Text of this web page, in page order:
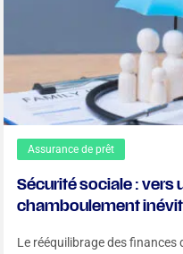
Assurance de prêt
Sécurité sociale : vers
chamboulement
Le rééquilibrage des finances